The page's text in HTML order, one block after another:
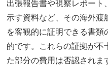
出張報告書や視察レポート
示す資料など、その海外渡
を客観的に証明できる書
的です。これらの証拠が不
た部分の費用は否認されま